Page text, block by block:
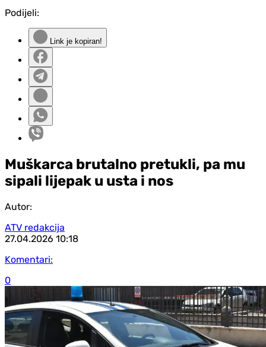
Podijeli:
Link je kopiran!
Muškarca brutalno pretukli, pa mu
sipali lijepak u usta i nos
Autor:
ATV redakcija
27.04.2026 10:18
Komentari:
0